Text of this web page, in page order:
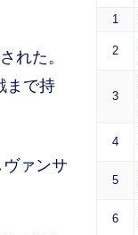
れた。
まで持
ァンサ
1
2
3
4
5
6